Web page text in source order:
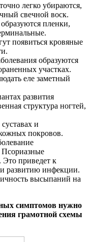
легко убираются,
свечной воск.
пленки,
появиться кровяные
образуются
участках.
еле заметный
развития
структура ногтей,
и
покровов.
Псориазные
Это приведет к
развитию инфекции.
высыпаний на
симптомов нужно
грамотной схемы